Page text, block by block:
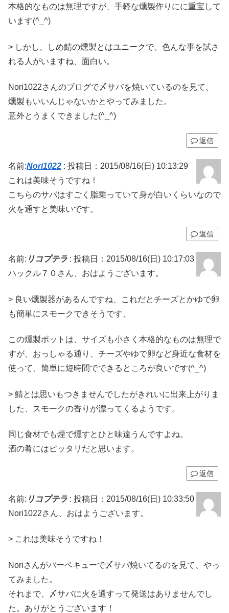
本格的なものは無理ですが、手軽な燻製作りにに重宝して
います(^_^)
> しかし、しめ鯖の燻製とはユニークで、色んな事を試さ
れる人がいますね、面白い。
Nori1022さんのブログで〆サバを焼いているのを見て、
燻製もいいんじゃないかとやってみました。
意外とうまくできました(^_^)
返信
名前:Nori1022 : 投稿日：2015/08/16(日) 10:13:29
これは美味そうですね！
こちらのサバはすごく脂乗っていて身が白いくらいなので
火を通すと美味いです。
返信
名前: リコプテラ : 投稿日：2015/08/16(日) 10:17:03
ハックル７０さん、おはようございます。
> 良い燻製器があるんですね、これだとチーズとかゆで卵
も簡単にスモークできそうです、
この燻製ポットは、サイズも小さく本格的なものは無理で
すが、おっしゃる通り、チーズやゆで卵など身近な食材を
使って、簡単に短時間でできるところが良いです(^_^)
> 鯖とは思いもつきませんでしたがきれいに出来上がりま
した、スモークの香りが漂ってくるようです。
同じ食材でも煙で燻すとひと味違うんですよね。
酒の肴にはピッタリだと思います。
返信
名前: リコプテラ : 投稿日：2015/08/16(日) 10:33:50
Nori1022さん、おはようございます。
> これは美味そうですね！
Noriさんがバーベキューで〆サバ焼いてるのを見て、やっ
てみました。
それまで、〆サバに火を通すって発送はありませんでし
た。ありがとうございます！